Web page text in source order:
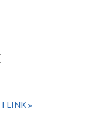
LINK